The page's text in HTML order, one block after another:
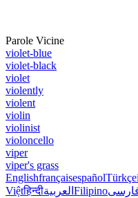
Parole Vicine
violet-blue
violet-black
violet
violently
violent
violin
violinist
violoncello
viper
viper's grass
EnglishfrançaisespañolTürkçe
Việtहिन्दीالعربية Filipino